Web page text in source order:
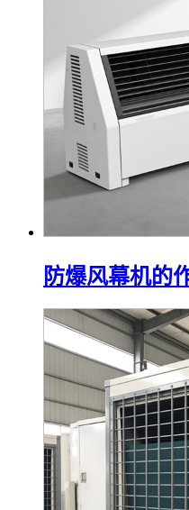
防爆风幕机的